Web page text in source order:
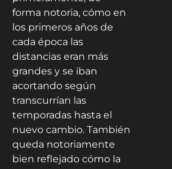
forma notoria, cómo en
los primeros años de
cada época las
distancias eran más
grandes y se iban
acortando según
transcurrían las
temporadas hasta el
nuevo cambio. También
queda notoriamente
bien reflejado cómo la